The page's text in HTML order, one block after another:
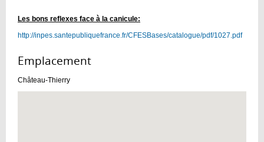
Les bons reflexes face à la canicule:
http://inpes.santepubliquefrance.fr/CFESBases/catalogue/pdf/1027.pdf
Emplacement :
Château-Thierry